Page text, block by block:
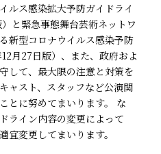
ルス感染拡大予防ガイドライ
と緊急事態舞台芸術ネットワ
新型コロナウイルス感染予防
月27日版）、また、政府およ
して、最大限の注意と対策を
ャスト、スタッフなど公演関
とに努めてまいります。 な
ライン内容の変更によって
宜変更してまいります。